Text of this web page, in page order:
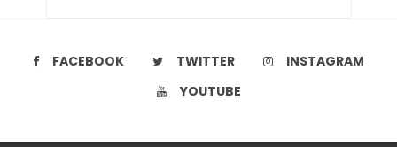
FACEBOOK TWITTER
INSTAGRAM
YOUTUBE